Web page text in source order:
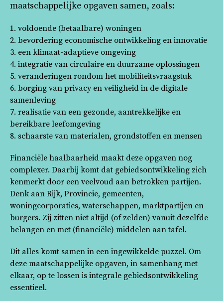
maatschappelijke opgaven samen, zoals:
1. voldoende (betaalbare) woningen
2. bevordering economische ontwikkeling en innovatie
3. een klimaat-adaptieve omgeving
4. integratie van circulaire en duurzame oplossingen
5. veranderingen rondom het mobiliteitsvraagstuk
6. borging van privacy en veiligheid in de digitale
samenleving
7. realisatie van een gezonde, aantrekkelijke en
bereikbare leefomgeving
8. schaarste van materialen, grondstoffen en mensen
Financiële haalbaarheid maakt deze opgaven nog
complexer. Daarbij komt dat gebiedsontwikkeling zich
kenmerkt door een veelvoud aan betrokken partijen.
Denk aan Rijk, Provincie, gemeenten,
woningcorporaties, waterschappen, marktpartijen en
burgers. Zij zitten niet altijd (of zelden) vanuit dezelfde
belangen en met (financiële) middelen aan tafel.
Dit alles komt samen in een ingewikkelde puzzel. Om
deze maatschappelijke opgaven, in samenhang met
elkaar, op te lossen is integrale gebiedsontwikkeling
essentieel.